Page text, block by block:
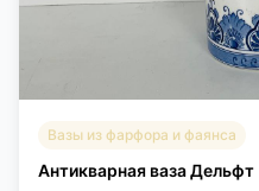
Вазы из фарфора и фаянса
Антикварная ваза Дельфт